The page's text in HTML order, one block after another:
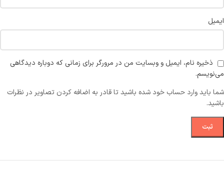
ایمیل
ذخیره نام، ایمیل و وبسایت من در مرورگر برای زمانی که دوباره دیدگاهی
می‌نویسم.
شما باید وارد حساب خود شده باشید تا قادر به اضافه کردن تصاویر در نظرات
باشید.